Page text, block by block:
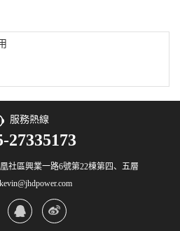
服務熱線
27335173
社區興業一路6號第22棟第四、五層